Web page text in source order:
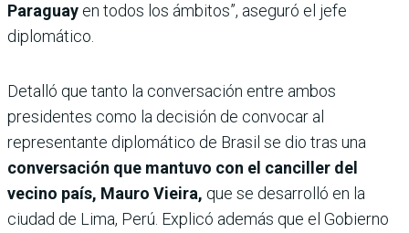
Paraguay en todos los ámbitos”, aseguró el jefe
diplomático.
Detalló que tanto la conversación entre ambos
presidentes como la decisión de convocar al
representante diplomático de Brasil se dio tras una
conversación que mantuvo con el canciller del
vecino país, Mauro Vieira, que se desarrolló en la
ciudad de Lima, Perú. Explicó además que el Gobierno